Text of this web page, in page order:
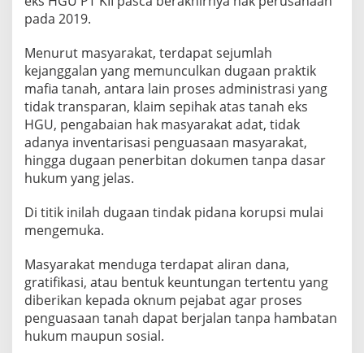
P
I
I
pada 2019.
Menurut masyarakat, terdapat sejumlah
kejanggalan yang memunculkan dugaan praktik
mafia tanah, antara lain proses administrasi yang
tidak transparan, klaim sepihak atas tanah eks
HGU, pengabaian hak masyarakat adat, tidak
adanya inventarisasi penguasaan masyarakat,
hingga dugaan penerbitan dokumen tanpa dasar
hukum yang jelas.
Di titik inilah dugaan tindak pidana korupsi mulai
mengemuka.
Masyarakat menduga terdapat aliran dana,
gratifikasi, atau bentuk keuntungan tertentu yang
diberikan kepada oknum pejabat agar proses
penguasaan tanah dapat berjalan tanpa hambatan
hukum maupun sosial.